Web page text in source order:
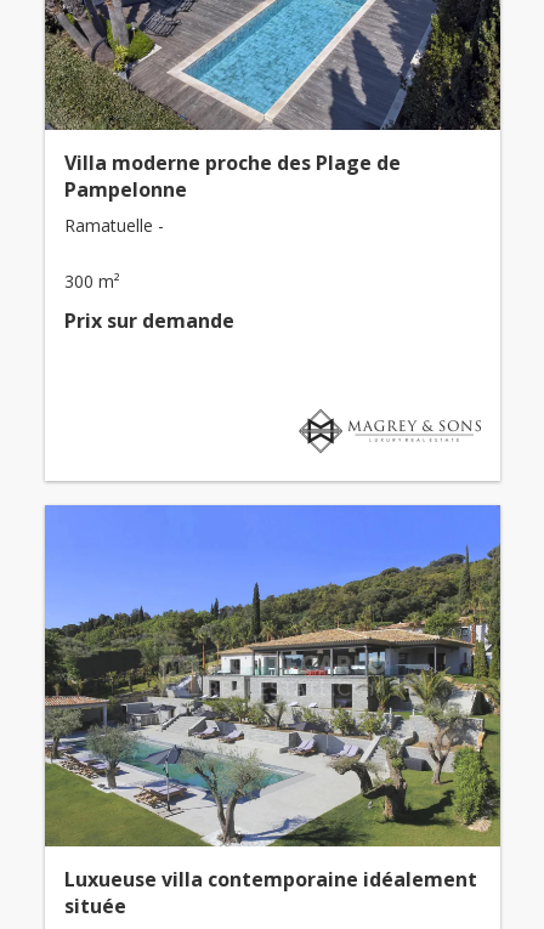
Villa moderne proche des Plage de
Pampelonne
Ramatuelle -
300 m²
Prix ​​sur demande
Luxueuse villa contemporaine idéalement
située